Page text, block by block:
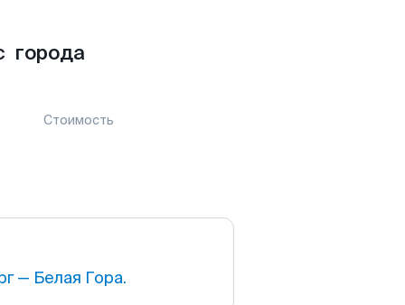
города
Стоимость
— Белая Гора.